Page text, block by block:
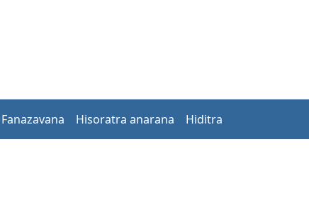
Fanazavana Hisoratra anarana Hiditra